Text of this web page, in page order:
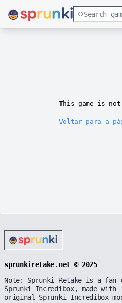
This game is
Voltar para a
sprunkiretake.net © 2025
Note: Sprunki Retake is a fan-
Sprunki Incredibox, made
original Sprunki Incredibox